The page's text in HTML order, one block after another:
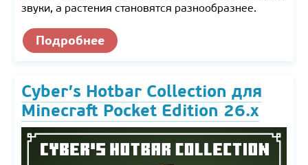
звуки, а растения становятся разнообразнее.
Подробнее
Cyber’s Hotbar Collection для
Minecraft Pocket Edition 26.x